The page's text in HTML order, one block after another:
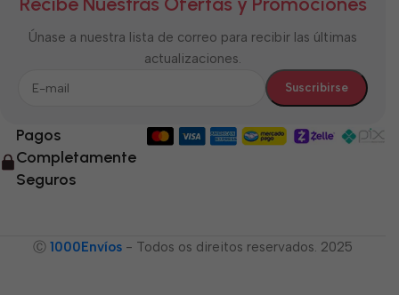
Únase a nuestra lista de correo para recibir las últimas
actualizaciones.
Pagos
Completamente
Seguros
Ⓒ 1000Envíos - Todos os direitos reservados. 2025